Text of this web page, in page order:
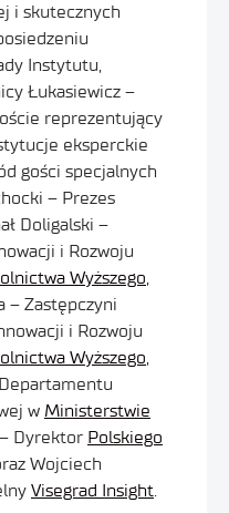
i skutecznych
Instytutu,
Łukasiewicz –
reprezentujący
eksperckie
gości specjalnych
– Prezes
Doligalski –
i Rozwoju
Wyższego,
– Zastępczyni
i Rozwoju
Wyższego,
w Ministerstwie
Dyrektor Polskiego
Wojciech
Visegrad Insight.